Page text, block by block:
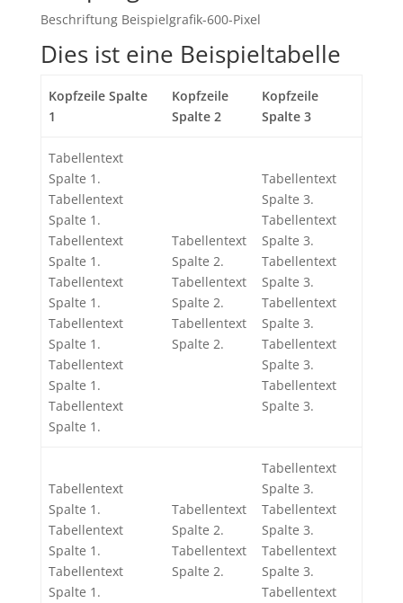
Beschriftung Beispielgrafik-600-Pixel
Dies ist eine Beispieltabelle
Kopfzeile Spalte
1
Kopfzeile
Spalte 2
Kopfzeile
Spalte 3
Tabellentext
Spalte 1.
Tabellentext
Spalte 1.
Tabellentext
Spalte 1.
Tabellentext
Spalte 1.
Tabellentext
Spalte 1.
Tabellentext
Spalte 1.
Tabellentext
Spalte 1.
Tabellentext
Spalte 2.
Tabellentext
Spalte 2.
Tabellentext
Spalte 2.
Tabellentext
Spalte 3.
Tabellentext
Spalte 3.
Tabellentext
Spalte 3.
Tabellentext
Spalte 3.
Tabellentext
Spalte 3.
Tabellentext
Spalte 3.
Tabellentext
Spalte 1.
Tabellentext
Spalte 1.
Tabellentext
Spalte 1.
Tabellentext
Spalte 2.
Tabellentext
Spalte 2.
Tabellentext
Spalte 3.
Tabellentext
Spalte 3.
Tabellentext
Spalte 3.
Tabellentext